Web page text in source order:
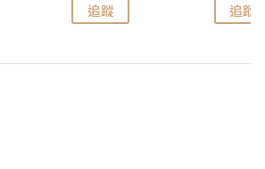
追蹤 追蹤